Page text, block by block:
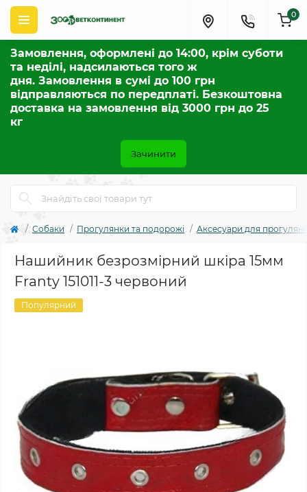
Замовлення, оформлені до 14:00, крім суботи
та неділі, надсилаються того ж
дня. Замовлення в сумі до 100 грн
відправляються по передплаті. Безкоштовна
доставка на замовлення від 3000 грн до 25
кг
Зачинити
0
Собаки Прогулянки та подорожі Аксесуари для
Нашийник безрозмірний шкіра 15мм
Franty 151011-3 червоний
Популярний